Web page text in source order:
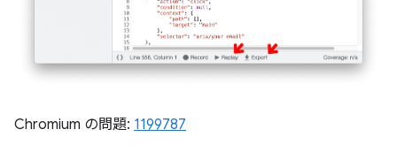
Chromium の問題: 1199787